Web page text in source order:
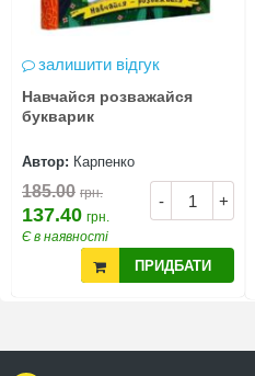
залишити відгук
Навчайся розважайся
букварик
Автор: Карпенко
- +
185.00 грн.
137.40 грн.
Є в наявності
ПРИДБАТИ